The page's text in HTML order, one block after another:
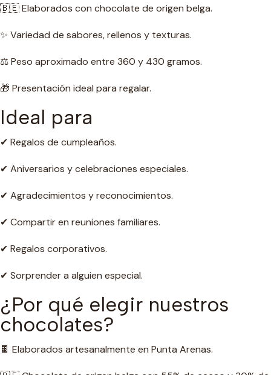
🇧🇪 Elaborados con chocolate de origen belga.
✨ Variedad de sabores, rellenos y texturas.
⚖️ Peso aproximado entre 360 y 430 gramos.
🎁 Presentación ideal para regalar.
Ideal para
✔ Regalos de cumpleaños.
✔ Aniversarios y celebraciones especiales.
✔ Agradecimientos y reconocimientos.
✔ Compartir en reuniones familiares.
✔ Regalos corporativos.
✔ Sorprender a alguien especial.
¿Por qué elegir nuestros
chocolates?
🍫 Elaborados artesanalmente en Punta Arenas.